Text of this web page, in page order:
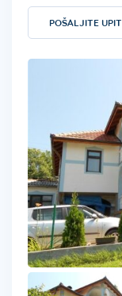
POŠALJITE UPIT